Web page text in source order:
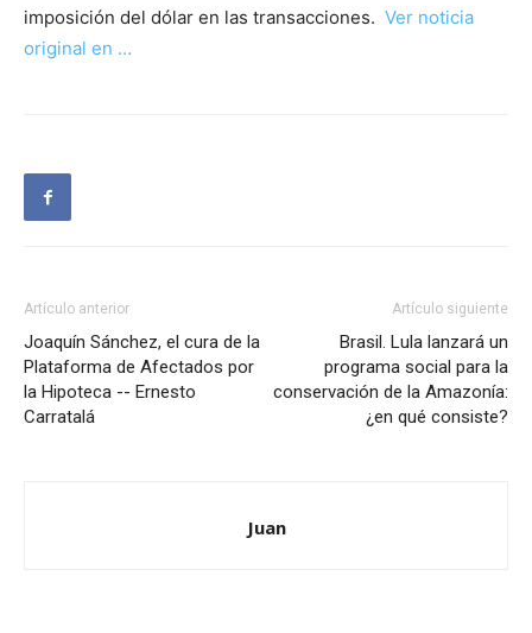
imposición del dólar en las transacciones. Ver noticia
original en …
Artículo anterior
Joaquín Sánchez, el cura de la
Plataforma de Afectados por
la Hipoteca -- Ernesto
Carratalá
Artículo siguiente
Brasil. Lula lanzará un
programa social para la
conservación de la Amazonía:
¿en qué consiste?
Juan